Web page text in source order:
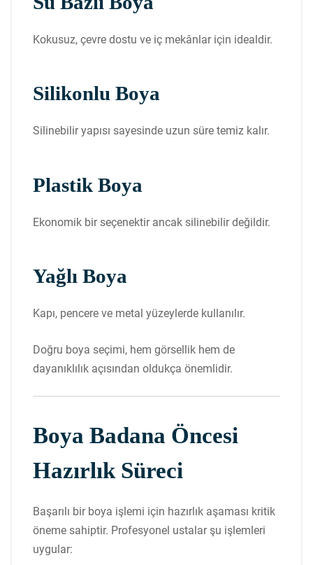
Kokusuz, çevre dostu ve iç mekânlar için idealdir.
Silikonlu Boya
Silinebilir yapısı sayesinde uzun süre temiz kalır.
Plastik Boya
Ekonomik bir seçenektir ancak silinebilir değildir.
Yağlı Boya
Kapı, pencere ve metal yüzeylerde kullanılır.
Doğru boya seçimi, hem görsellik hem de
dayanıklılık açısından oldukça önemlidir.
Boya Badana Öncesi
Hazırlık Süreci
Başarılı bir boya işlemi için hazırlık aşaması kritik
öneme sahiptir. Profesyonel ustalar şu işlemleri
uygular: